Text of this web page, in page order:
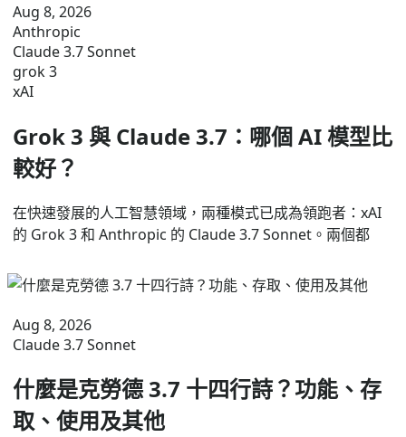
Aug 8, 2026
Anthropic
Claude 3.7 Sonnet
grok 3
xAI
Grok 3 與 Claude 3.7：哪個 AI 模型比
較好？
在快速發展的人工智慧領域，兩種模式已成為領跑者：xAI
的 Grok 3 和 Anthropic 的 Claude 3.7 Sonnet。兩個都
Aug 8, 2026
Claude 3.7 Sonnet
什麼是克勞德 3.7 十四行詩？功能、存
取、使用及其他